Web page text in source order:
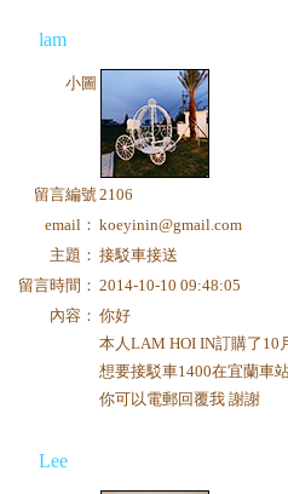
lam
小圖
留言編號2106
email： koeyinin@gmail.com
主題： 接駁車接送
留言時間： 2014-10-10 09:48:05
內容： 你好
本人LAM HOI IN訂購了10
想要接駁車1400在宜蘭車
你可以電郵回覆我 謝謝
Lee